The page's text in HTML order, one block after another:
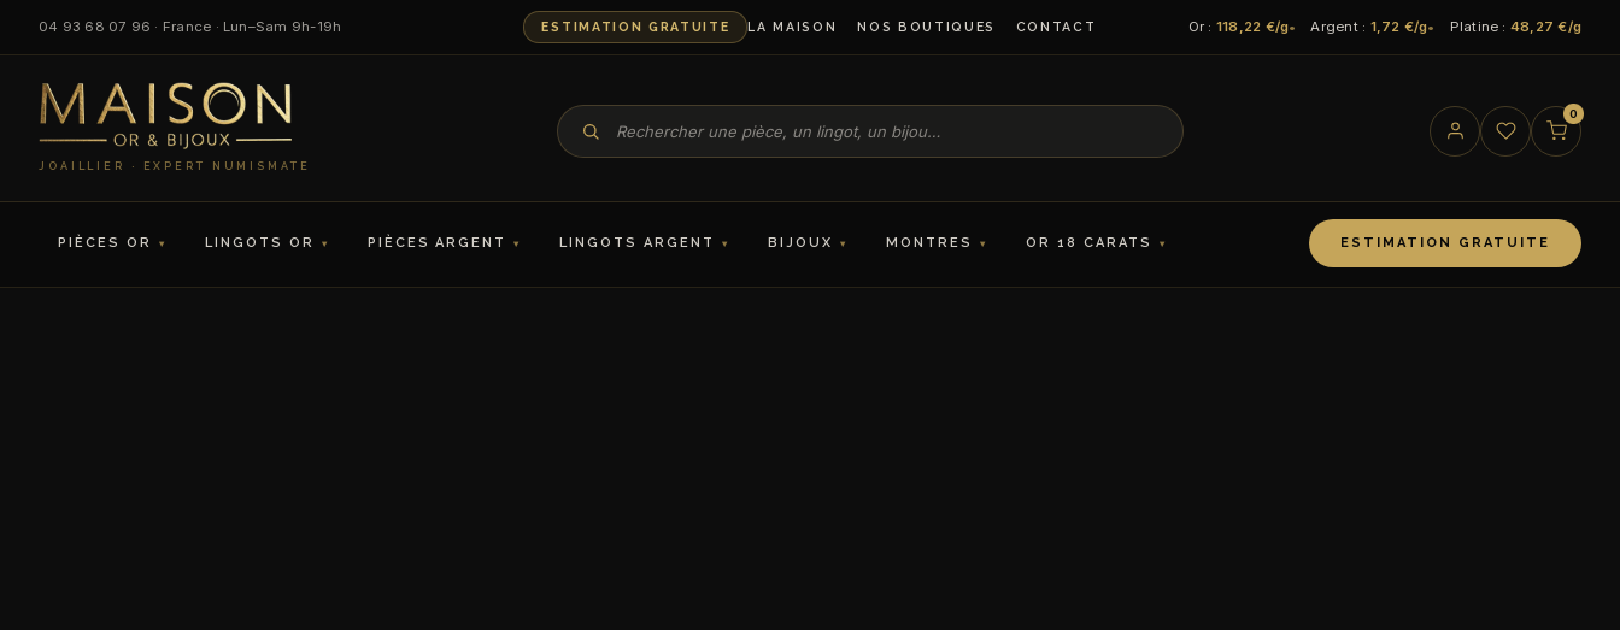
04 93 68 07 96 · France · Lun–Sam 9h-19h ESTIMATION GRATUITE LA MAISON NOS BOUTIQUES CONTACT Or : 118,22 €/g Argent : 1,72 €/g Platine : 48,27 €/g
JOAILLIER · EXPERT NUMISMATE
0
PIÈCES OR LINGOTS OR PIÈCES ARGENT LINGOTS ARGENT BIJOUX MONTRES OR 18 CARATS ESTIMATION GRATUITE